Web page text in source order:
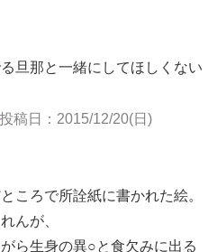
旦那と一緒にしてほしくない
投稿日：2015/12/20(日)
ころで所詮紙に書かれた絵。
んが、
ら生身の異○と食欠みに出る